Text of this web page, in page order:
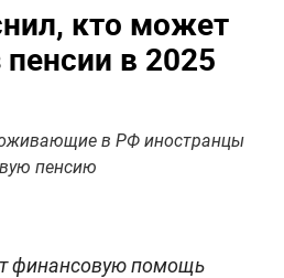
кто может
пенсии в 2025
в РФ иностранцы
пенсию
финансовую помощь